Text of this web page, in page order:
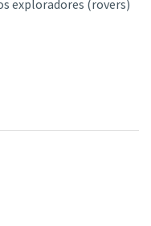
exploradores (rovers)